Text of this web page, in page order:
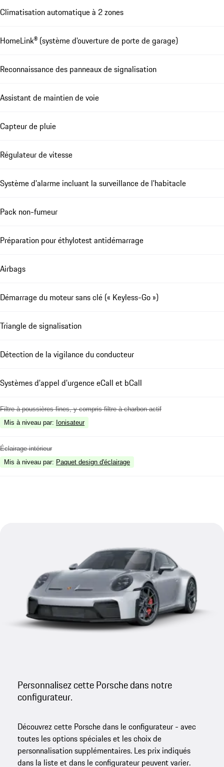
Climatisation automatique à 2 zones
HomeLink® (système d'ouverture de porte de garage)
Reconnaissance des panneaux de signalisation
Assistant de maintien de voie
Capteur de pluie
Régulateur de vitesse
Système d'alarme incluant la surveillance de l'habitacle
Pack non-fumeur
Préparation pour éthylotest antidémarrage
Airbags
Démarrage du moteur sans clé (« Keyless-Go »)
Triangle de signalisation
Détection de la vigilance du conducteur
Systèmes d'appel d'urgence eCall et bCall
Filtre à poussières fines, y compris filtre à charbon actif
Mis à niveau par: Ionisateur
Éclairage intérieur
Mis à niveau par: Paquet design d'éclairage
Personnalisez cette Porsche dans notre
configurateur.
Découvrez cette Porsche dans le configurateur - avec
toutes les options spéciales et les choix de
personnalisation supplémentaires. Les prix indiqués
dans la liste et dans le configurateur peuvent varier.